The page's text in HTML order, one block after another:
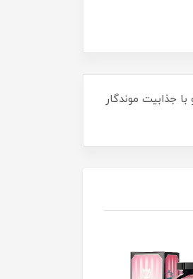
جذابیت موندگار